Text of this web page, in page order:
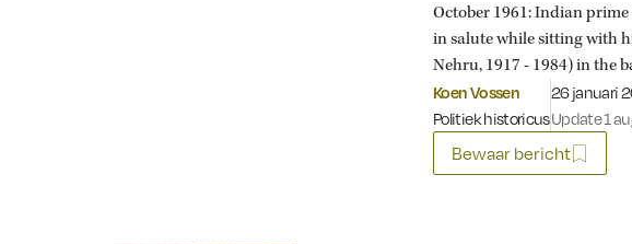
October 1961: Indian
in salute while sitting with
Nehru, 1917 - 1984) in the
Koen Vossen
Politiek historicus
26 januari
Update 1
Bewaar bericht